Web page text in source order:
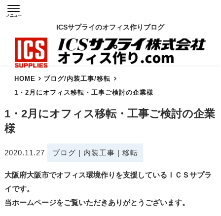
ICSサプライのオフィス作りブログ
メニュー
HOME ブログ/内装工事/移転
1・2月にオフィス移転・工事ご検討の企業様
1・2月にオフィス移転・工事ご検討の企業
様
2020.11.27 ブログ | 内装工事 | 移転
大阪府大阪市でオフィス環境作りを支援しているＩＣＳサプラ
イです。
当ホームページをご覧いただきありがとうございます。